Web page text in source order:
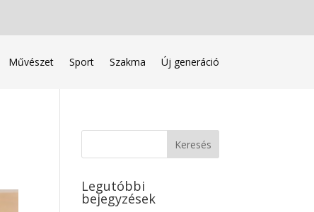
Művészet Sport Szakma Új generáció
Legutóbbi
bejegyzések